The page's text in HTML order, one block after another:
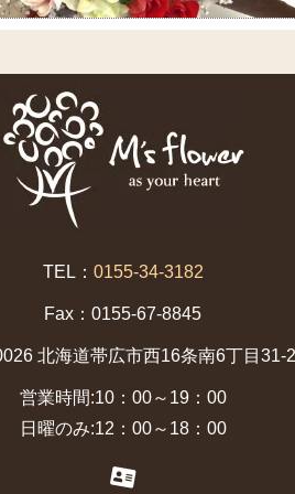
TEL： 0155-34-3182
Fax：0155-67-8845
北海道帯広市西16条南6丁目31-
営業時間:10：00～19：00
日曜のみ:12：00～18：00